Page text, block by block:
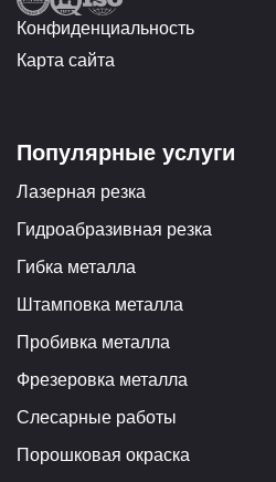
Конфиденциальность
Карта сайта
Популярные услуги
Лазерная резка
Гидроабразивная резка
Гибка металла
Штамповка металла
Пробивка металла
Фрезеровка металла
Слесарные работы
Порошковая окраска